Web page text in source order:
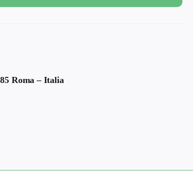
Roma – Italia